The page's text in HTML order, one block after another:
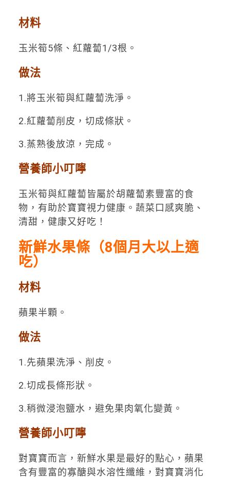
材料
玉米筍5條、紅蘿蔔1/3根。
做法
1.將玉米筍與紅蘿蔔洗淨。
2.紅蘿蔔削皮，切成條狀。
3.蒸熟後放涼，完成。
營養師小叮嚀
玉米筍與紅蘿蔔皆屬於胡蘿蔔素豐富的食
物，有助於寶寶視力健康。蔬菜口感爽脆、
清甜，健康又好吃！
新鮮水果條（8個月大以上適
吃）
材料
蘋果半顆。
做法
1.先蘋果洗淨、削皮。
2.切成長條形狀。
3.稍微浸泡鹽水，避免果肉氧化變黃。
營養師小叮嚀
對寶寶而言，新鮮水果是最好的點心，蘋果
含有豐富的寡醣與水溶性纖維，對寶寶消化